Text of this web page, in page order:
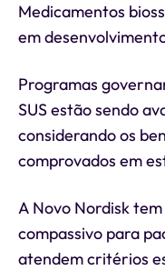
Medicamentos
em
Programas
SUS estão sendo
considerando os
comprovados em
A Novo Nordisk
compassivo para
atendem critérios